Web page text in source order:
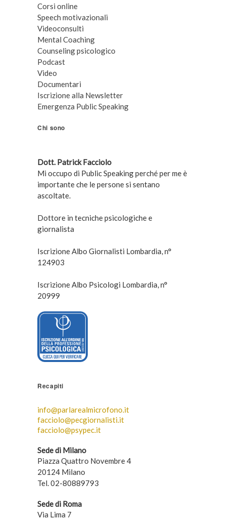
Corsi online
Speech motivazionali
Videoconsulti
Mental Coaching
Counseling psicologico
Podcast
Video
Documentari
Iscrizione alla Newsletter
Emergenza Public Speaking
Chi sono
Dott. Patrick Facciolo
Mi occupo di Public Speaking perché per me è
importante che le persone si sentano
ascoltate.
Dottore in tecniche psicologiche e
giornalista
Iscrizione Albo Giornalisti Lombardia, n°
124903
Iscrizione Albo Psicologi Lombardia, n°
20999
Recapiti
info@parlarealmicrofono.it
facciolo@pecgiornalisti.it
facciolo@psypec.it
Sede di Milano
Piazza Quattro Novembre 4
20124 Milano
Tel. 02-80889793
Sede di Roma
Via Lima 7